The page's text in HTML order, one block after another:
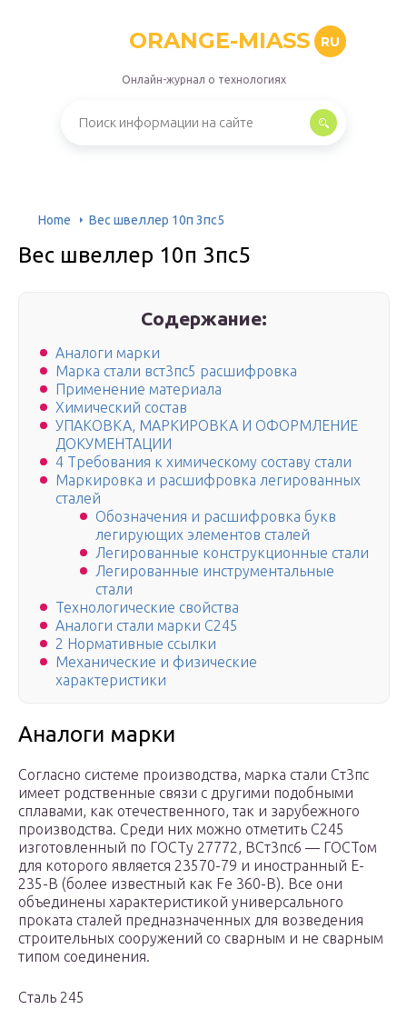
ORANGE-MIASS RU
Онлайн-журнал о технологиях
Home Вес швеллер 10п 3пс5
Вес швеллер 10п 3пс5
Содержание:
Аналоги марки
Марка стали вст3пс5 расшифровка
Применение материала
Химический состав
УПАКОВКА, МАРКИРОВКА И ОФОРМЛЕНИЕ
ДОКУМЕНТАЦИИ
4 Требования к химическому составу стали
Маркировка и расшифровка легированных
сталей
Обозначения и расшифровка букв
легирующих элементов сталей
Легированные конструкционные стали
Легированные инструментальные
стали
Технологические свойства
Аналоги стали марки С245
2 Нормативные ссылки
Механические и физические
характеристики
Аналоги марки
Согласно системе производства, марка стали Ст3пс
имеет родственные связи с другими подобными
сплавами, как отечественного, так и зарубежного
производства. Среди них можно отметить С245
изготовленный по ГОСТу 27772, ВСт3пс6 — ГОСТом
для которого является 23570-79 и иностранный E-
235-B (более известный как Fe 360-B). Все они
объединены характеристикой универсального
проката сталей предназначенных для возведения
строительных сооружений со сварным и не сварным
типом соединения.
Сталь 245